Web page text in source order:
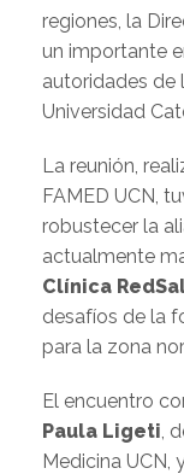
regiones, la
un importante
autoridades de
Universidad
La reunión,
FAMED UCN,
robustecer la
actualmente
Clínica
desafíos de la
para la zona
El encuentro
Paula Ligeti,
Medicina UCN,